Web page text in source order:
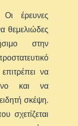
έρευνες
θεμελιώδες
στην
να
και να
σκέψη.
σχετίζεται